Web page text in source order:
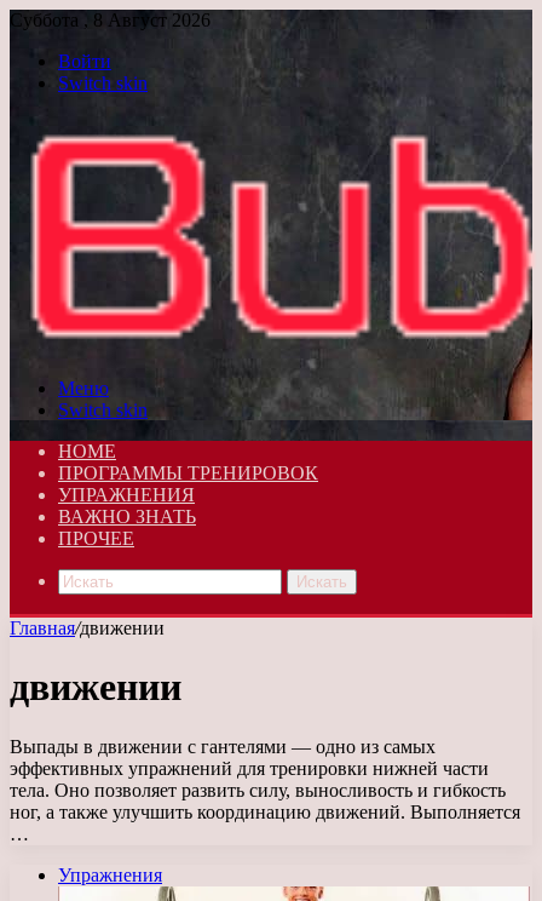
Суббота , 8 Август 2026
Войти
Switch skin
Меню
Switch skin
HOME
ПРОГРАММЫ ТРЕНИРОВОК
УПРАЖНЕНИЯ
ВАЖНО ЗНАТЬ
ПРОЧЕЕ
Искать
Главная/движении
движении
Выпады в движении с гантелями — одно из самых
эффективных упражнений для тренировки нижней части
тела. Оно позволяет развить силу, выносливость и гибкость
ног, а также улучшить координацию движений. Выполняется
…
Упражнения